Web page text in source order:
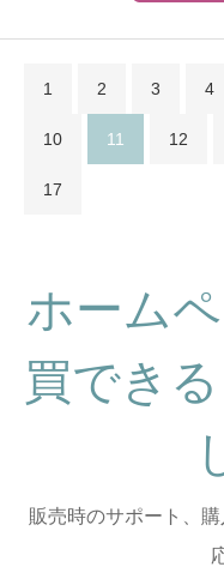
1 2 3 4
10 11 12
17
ホーム
買でき
販売時のサポート、